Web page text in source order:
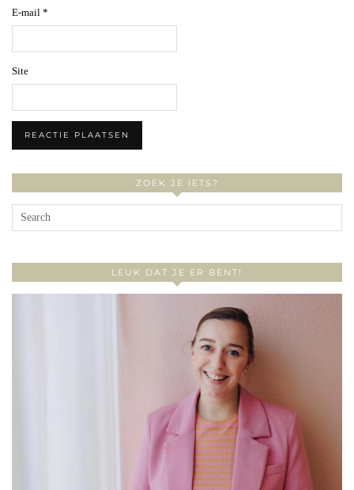
E-mail *
Site
ZOEK JE IETS?
LEUK DAT JE ER BENT!